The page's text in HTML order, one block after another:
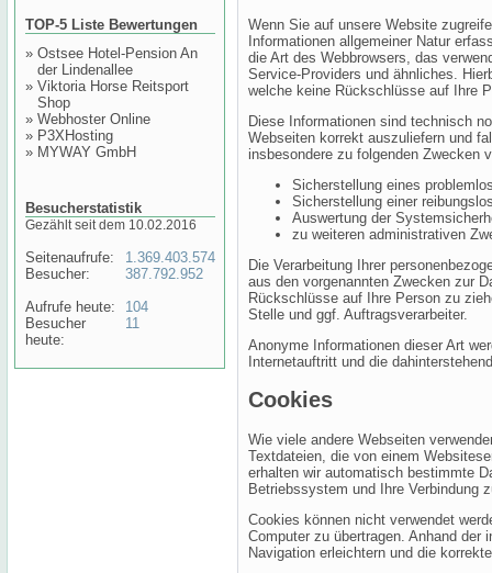
TOP-5 Liste Bewertungen
» Ostsee Hotel-Pension An
der Lindenallee
» Viktoria Horse Reitsport
Shop
» Webhoster Online
» P3XHosting
» MYWAY GmbH
Besucherstatistik
Gezählt seit dem 10.02.2016
Seitenaufrufe:
Besucher:
Aufrufe heute:
Besucher
heute:
1.369.403.574
387.792.952
104
11
Wenn Sie auf unsere Website
Informationen allgemeiner Natur
die Art des Webbrowsers, das
Service-Providers und ähnliches.
welche keine Rückschlüsse auf Ihre
Diese Informationen sind technisch
Webseiten korrekt auszuliefern und
insbesondere zu folgenden Zwecken
Sicherstellung eines
Sicherstellung einer
Auswertung der
zu weiteren administrativen
Die Verarbeitung Ihrer
aus den vorgenannten Zwecken zur
Rückschlüsse auf Ihre Person zu
Stelle und ggf. Auftragsverarbeiter.
Anonyme Informationen dieser Art
Internetauftritt und die
Cookies
Wie viele andere Webseiten
Textdateien, die von einem
erhalten wir automatisch bestimmte
Betriebssystem und Ihre Verbindung
Cookies können nicht verwendet
Computer zu übertragen. Anhand der
Navigation erleichtern und die